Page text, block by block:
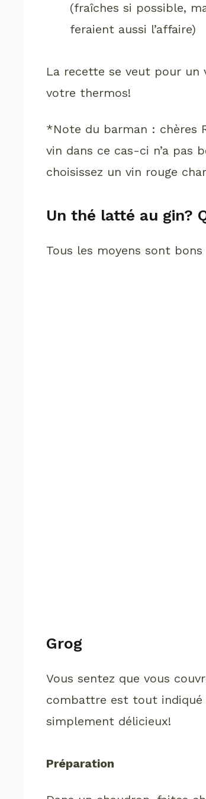
(fraîches si possible,
feraient aussi l’affaire)
La recette se veut pour un
votre thermos!
*Note du barman : chères
vin dans ce cas-ci n’a pas
choisissez un vin rouge
Un thé latté au gin?
Tous les moyens sont
Grog
Vous sentez que vous
combattre est tout indiqué
simplement délicieux!
Préparation